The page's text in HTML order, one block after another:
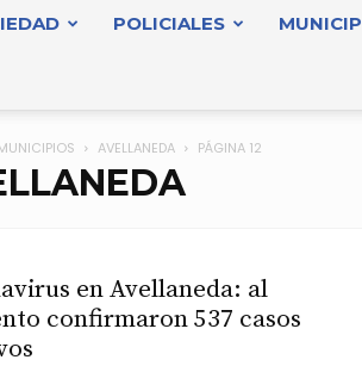
POLICIALES
AVELLANEDA PÁGINA 12
en Avellaneda: al
confirmaron 537 casos